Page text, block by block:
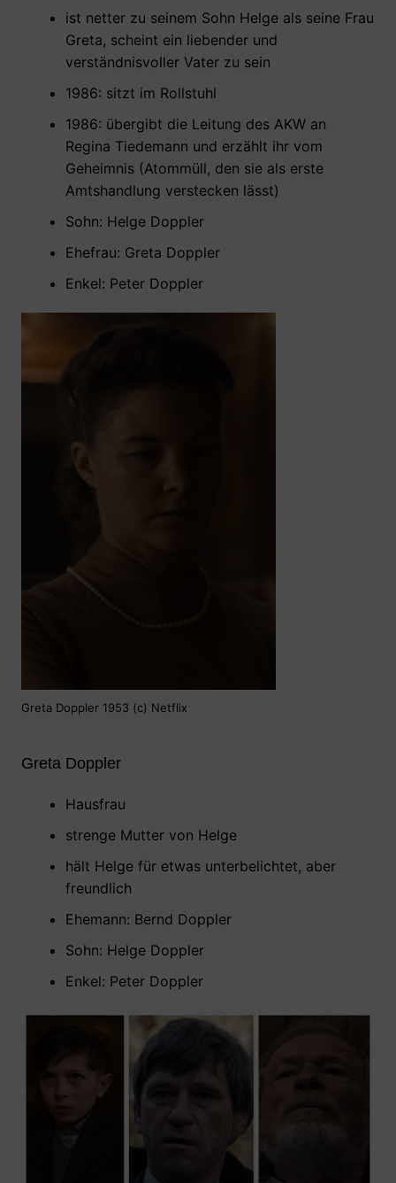
ist netter zu seinem Sohn Helge als seine Frau
Greta, scheint ein liebender und
verständnisvoller Vater zu sein
1986: sitzt im Rollstuhl
1986: übergibt die Leitung des AKW an
Regina Tiedemann und erzählt ihr vom
Geheimnis (Atommüll, den sie als erste
Amtshandlung verstecken lässt)
Sohn: Helge Doppler
Ehefrau: Greta Doppler
Enkel: Peter Doppler
Greta Doppler 1953 (c) Netflix
Greta Doppler
Hausfrau
strenge Mutter von Helge
hält Helge für etwas unterbelichtet, aber
freundlich
Ehemann: Bernd Doppler
Sohn: Helge Doppler
Enkel: Peter Doppler